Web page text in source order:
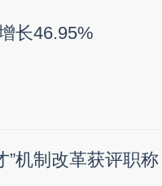
长46.95%
”机制改革获评职称